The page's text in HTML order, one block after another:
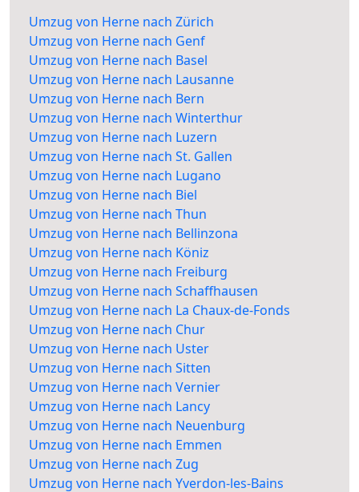
Umzug von Herne nach Zürich
Umzug von Herne nach Genf
Umzug von Herne nach Basel
Umzug von Herne nach Lausanne
Umzug von Herne nach Bern
Umzug von Herne nach Winterthur
Umzug von Herne nach Luzern
Umzug von Herne nach St. Gallen
Umzug von Herne nach Lugano
Umzug von Herne nach Biel
Umzug von Herne nach Thun
Umzug von Herne nach Bellinzona
Umzug von Herne nach Köniz
Umzug von Herne nach Freiburg
Umzug von Herne nach Schaffhausen
Umzug von Herne nach La Chaux-de-Fonds
Umzug von Herne nach Chur
Umzug von Herne nach Uster
Umzug von Herne nach Sitten
Umzug von Herne nach Vernier
Umzug von Herne nach Lancy
Umzug von Herne nach Neuenburg
Umzug von Herne nach Emmen
Umzug von Herne nach Zug
Umzug von Herne nach Yverdon-les-Bains